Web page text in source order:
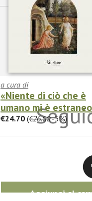
a cura di
«Niente di ciò che è
umano mi è
€24.70 (€26.00-5%)
Aggiungi al